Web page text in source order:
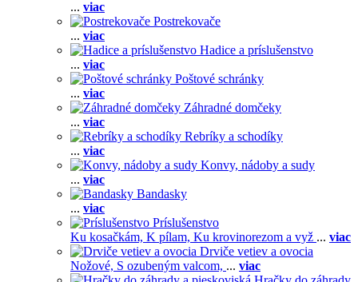
... viac
Postrekovače
... viac
Hadice a príslušenstvo
... viac
Poštové schránky
... viac
Záhradné domčeky
... viac
Rebríky a schodíky
... viac
Konvy, nádoby a sudy
... viac
Bandasky
... viac
Príslušenstvo
Ku kosačkám, K pílam, Ku krovinorezom a vyž ... viac
Drviče vetiev a ovocia
Nožové, S ozubeným valcom, ... viac